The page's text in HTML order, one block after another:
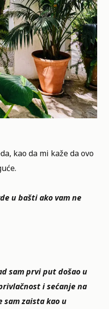
kao da mi kaže da ovo
u bašti ako vam ne
sam prvi put došao u
i sećanje na
sam zaista kao u